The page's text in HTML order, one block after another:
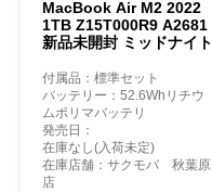
MacBook Air M2 2022
1TB Z15T000R9 A2681
新品未開封 ミッドナイト
付属品：標準セット
バッテリー：52.6Whリチウ
ムポリマバッテリ
発売日：
在庫なし(入荷未定)
在庫店舗：サクモバ 秋葉原
店